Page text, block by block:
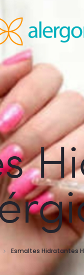
Esmaltes Hidratantes